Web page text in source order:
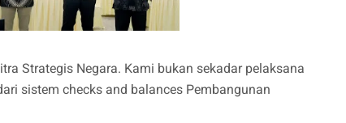
Strategis Negara. Kami bukan sekadar pelaksana
sistem checks and balances Pembangunan